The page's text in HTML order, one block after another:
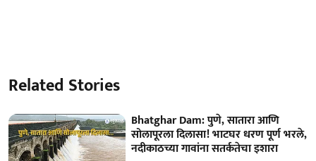
Related Stories
Bhatghar Dam: पुणे, सातारा आणि
सोलापूरला दिलासा! भाटघर धरण पूर्ण भरले,
नदीकाठच्या गावांना सतर्कतेचा इशारा